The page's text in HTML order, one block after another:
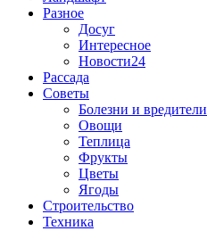
Разное
Досуг
Интересное
Новости24
Рассада
Советы
Болезни и вредители
Овощи
Теплица
Фрукты
Цветы
Ягоды
Строительство
Техника